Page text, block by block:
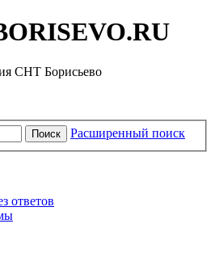
СНТ Борисьево
Поиск Расширенный поиск
ответов